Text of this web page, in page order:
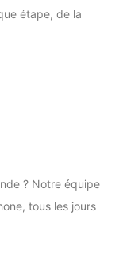
étape, de la
? Notre équipe
tous les jours